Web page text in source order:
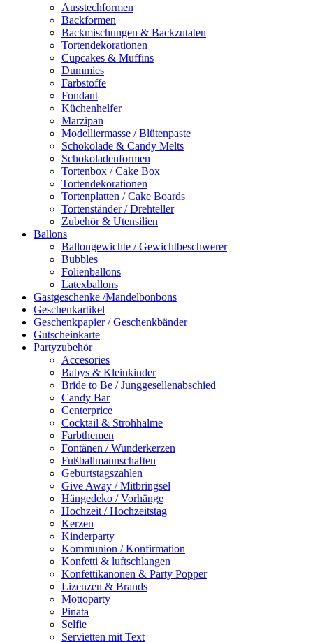
Ausstechformen
Backformen
Backmischungen & Backzutaten
Tortendekorationen
Cupcakes & Muffins
Dummies
Farbstoffe
Fondant
Küchenhelfer
Marzipan
Modelliermasse / Blütenpaste
Schokolade & Candy Melts
Schokoladenformen
Tortenbox / Cake Box
Tortendekorationen
Tortenplatten / Cake Boards
Tortenständer / Drehteller
Zubehör & Utensilien
Ballons
Ballongewichte / Gewichtbeschwerer
Bubbles
Folienballons
Latexballons
Gastgeschenke /Mandelbonbons
Geschenkartikel
Geschenkpapier / Geschenkbänder
Gutscheinkarte
Partyzubehör
Accesories
Babys & Kleinkinder
Bride to Be / Junggesellenabschied
Candy Bar
Centerprice
Cocktail & Strohhalme
Farbthemen
Fontänen / Wunderkerzen
Fußballmannschaften
Geburtstagszahlen
Give Away / Mitbringsel
Hängedeko / Vorhänge
Hochzeit / Hochzeitstag
Kerzen
Kinderparty
Kommunion / Konfirmation
Konfetti & luftschlangen
Konfettikanonen & Party Popper
Lizenzen & Brands
Mottoparty
Pinata
Selfie
Servietten mit Text